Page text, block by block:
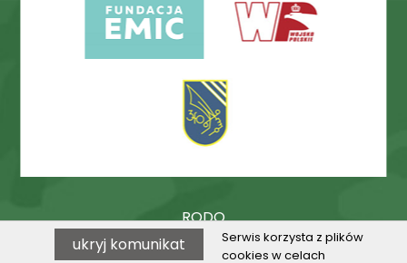
RODO
Procedury
Serwis korzysta z plików
cookies w celach
ukryj komunikat